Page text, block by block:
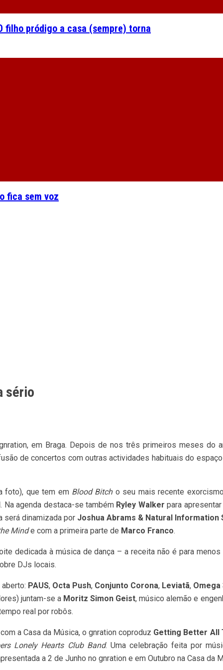
filho pródigo a casa (sempre) torna
fica sem voz
sério
em Braga. Depois de nos três primeiros meses do
de concertos com outras actividades habituais do
foto), que tem em Blood Bitcho seu mais recente
Na agenda destaca-se também Ryley Walker para apresentar
será dinamizada por Joshua Abrams & Natural Information
Minde com a primeira parte de Marco Franco.
dedicada à música de dança – a receita não é para
DJs locais.
PAUS, Octa Push, Conjunto Corona, Leviatã, Omega
juntam-se a Moritz Simon Geist, músico alemão e
real por robôs.
a Casa da Música, o gnration coproduz Getting Better All
Lonely Hearts Club Band. Uma celebração feita por
a 2 de Junho no gnration e em Outubro na Casa da